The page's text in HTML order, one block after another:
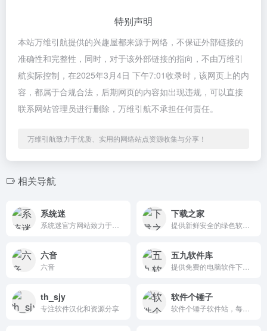
特别声明
本站万维引航提供的兴趣屋都来源于网络，不保证外部链接的
准确性和完整性，同时，对于该外部链接的指向，不由万维引
航实际控制，在2025年3月4日 下午7:01收录时，该网页上的内
容，都属于合规合法，后期网页的内容如出现违规，可以直接
联系网站管理员进行删除，万维引航不承担任何责任。
万维引航致力于优质、实用的网络站点资源收集与分享！
相关导航
系统迷 下载之家
六音
六音
五九软件库
th_sjy
专注软件汉化和资源分享
软件个锤子